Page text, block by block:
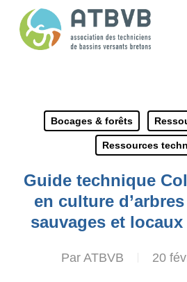
Bocages & forêts
Ressources
Guide technique
en culture
sauvages et
Par ATBVB 20
Panneau de gestion des cookies